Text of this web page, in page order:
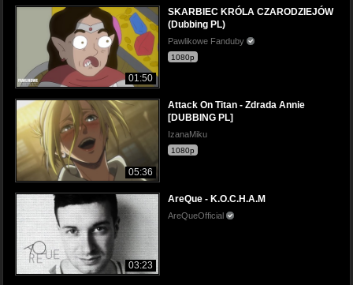
01:50
SKARBIEC KRÓLA CZARODZIEJÓW
(Dubbing PL)
Pawlikowe Fanduby
1080p
05:36
Attack On Titan - Zdrada Annie
[DUBBING PL]
IzanaMiku
1080p
03:23
AreQue - K.O.C.H.A.M
AreQueOfficial